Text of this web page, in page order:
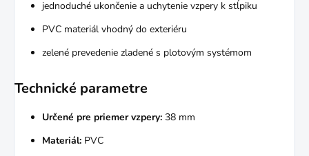
jednoduché ukončenie a uchytenie vzpery k stĺpiku
PVC materiál vhodný do exteriéru
zelené prevedenie zladené s plotovým systémom
Technické parametre
Určené pre priemer vzpery: 38 mm
Materiál: PVC